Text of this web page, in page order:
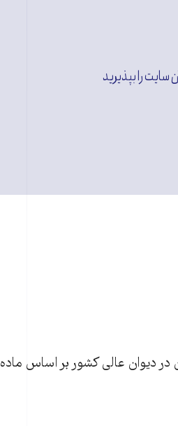
را بپذیرید
ایشان در دیوان ‌‌عالی کشور بر اساس ماده